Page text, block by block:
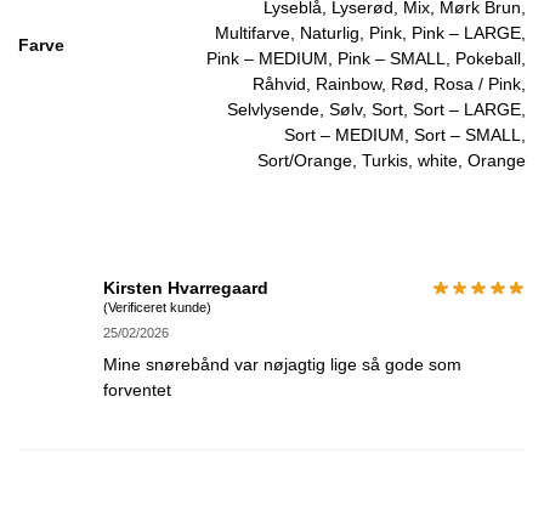
Farve
Lyseblå, Lyserød, Mix, Mørk Brun,
Multifarve, Naturlig, Pink, Pink – LARGE,
Pink – MEDIUM, Pink – SMALL, Pokeball,
Råhvid, Rainbow, Rød, Rosa / Pink,
Selvlysende, Sølv, Sort, Sort – LARGE,
Sort – MEDIUM, Sort – SMALL,
Sort/Orange, Turkis, white, Orange
Kirsten Hvarregaard
(Verificeret kunde)
25/02/2026
Mine snørebånd var nøjagtig lige så gode som
forventet